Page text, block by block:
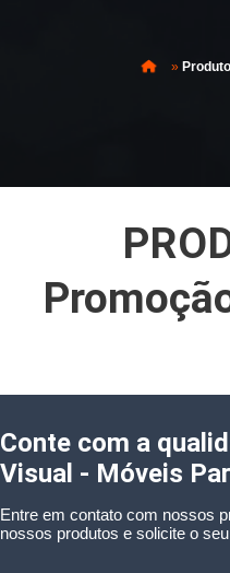
»
Conte com a
Visual - Móveis
Entre em contato com nossos
nossos produtos e solicite o